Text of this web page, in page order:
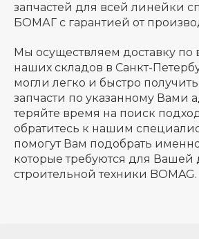
запчастей для всей линейки
БОМАГ с гарантией от
Мы осуществляем доставку по
наших складов в Санкт-
могли легко и быстро
запчасти по указанному Вами
теряйте время на поиск
обратитесь к нашим
помогут Вам подобрать именно
которые требуются для Вашей
строительной техники BOMAG.